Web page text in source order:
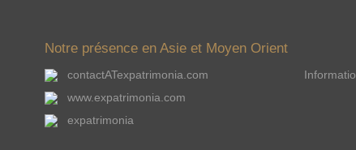
Notre présence en Asie et Moyen Orient
contactATexpatrimonia.com
www.expatrimonia.com
expatrimonia